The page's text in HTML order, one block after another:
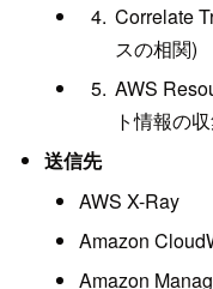
Correlate
スの相関)
AWS
ト情報の
送信先
AWS X-Ray
Amazon
Amazon